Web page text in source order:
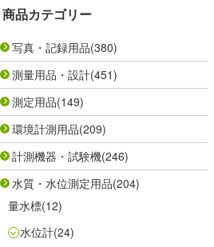
商品カテゴリー
写真・記録用品(380)
測量用品・設計(451)
測定用品(149)
環境計測用品(209)
計測機器・試験機(246)
水質・水位測定用品(204)
量水標(12)
水位計(24)